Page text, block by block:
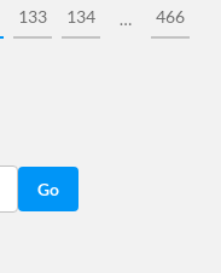
133 134 … 466
Go